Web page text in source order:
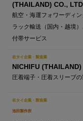
(THAILAND) CO.,
航空・海運フォワーディ
ラック輸送（国内・越境
付帯サービス
在タイ企業・製造業
NICHIFU
圧着端子・圧着スリーブ
在タイ企業・製造業
池田製作所